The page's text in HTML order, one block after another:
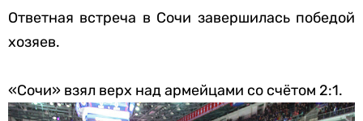
Ответная встреча в Сочи завершилась победой
хозяев.
«Сочи» взял верх над армейцами со счётом 2:1.